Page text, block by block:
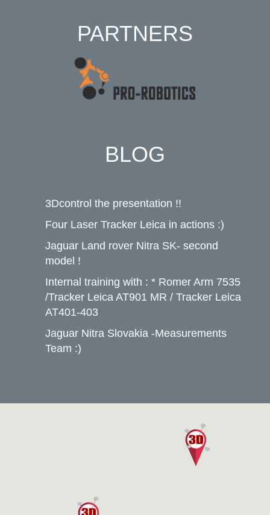
PARTNERS
BLOG
3Dcontrol the presentation !!
Four Laser Tracker Leica in actions :)
Jaguar Land rover Nitra SK- second
model !
Internal training with : * Romer Arm 7535
/Tracker Leica AT901 MR / Tracker Leica
AT401-403
Jaguar Nitra Slovakia -Measurements
Team :)